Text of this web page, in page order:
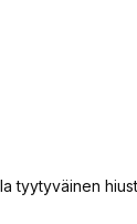
tyytyväinen